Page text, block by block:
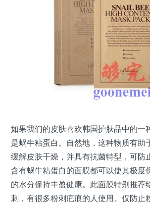
如果我们的皮肤喜欢韩国护肤品中的一
是蜗牛粘蛋白。自然地，这种物质有助
缓解皮肤干燥，并具有抗菌特型，可防
含有蜗牛粘蛋白的面膜都可以使其极度
的水分保持丰盈健康。此面膜特别推荐
刺，有很多粉刺疤痕的人使用。仅防止